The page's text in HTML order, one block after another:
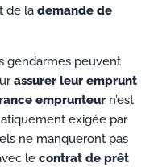
de la demande de
gendarmes peuvent
assurer leur emprunt
emprunteur n’est
exigée par
ne manqueront pas
le contrat de prêt